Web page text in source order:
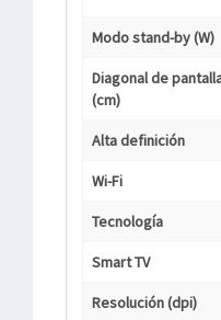
Modo stand-by (W)
Diagonal de
(cm)
Alta definición
Wi-Fi
Tecnología
Smart TV
Resolución (dpi)